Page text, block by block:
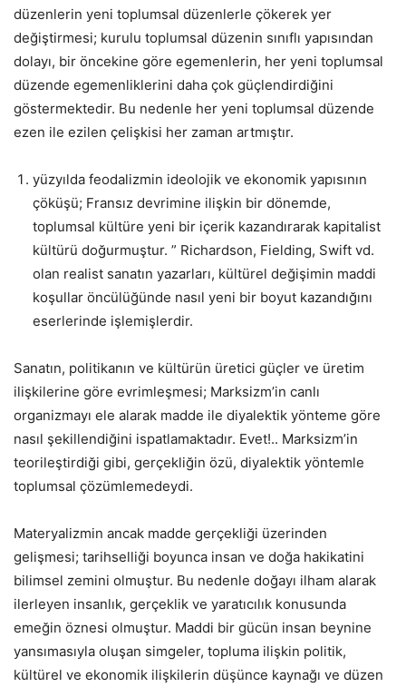
düzenlerin yeni toplumsal düzenlerle çökerek yer
değiştirmesi; kurulu toplumsal düzenin sınıflı yapısından
dolayı, bir öncekine göre egemenlerin, her yeni toplumsal
düzende egemenliklerini daha çok güçlendirdiğini
göstermektedir. Bu nedenle her yeni toplumsal düzende
ezen ile ezilen çelişkisi her zaman artmıştır.
yüzyılda feodalizmin ideolojik ve ekonomik yapısının
çöküşü; Fransız devrimine ilişkin bir dönemde,
toplumsal kültüre yeni bir içerik kazandırarak kapitalist
kültürü doğurmuştur. ” Richardson, Fielding, Swift vd.
olan realist sanatın yazarları, kültürel değişimin maddi
koşullar öncülüğünde nasıl yeni bir boyut kazandığını
eserlerinde işlemişlerdir.
Sanatın, politikanın ve kültürün üretici güçler ve üretim
ilişkilerine göre evrimleşmesi; Marksizm’in canlı
organizmayı ele alarak madde ile diyalektik yönteme göre
nasıl şekillendiğini ispatlamaktadır. Evet!.. Marksizm’in
teorileştirdiği gibi, gerçekliğin özü, diyalektik yöntemle
toplumsal çözümlemedeydi.
Materyalizmin ancak madde gerçekliği üzerinden
gelişmesi; tarihselliği boyunca insan ve doğa hakikatini
bilimsel zemini olmuştur. Bu nedenle doğayı ilham alarak
ilerleyen insanlık, gerçeklik ve yaratıcılık konusunda
emeğin öznesi olmuştur. Maddi bir gücün insan beynine
yansımasıyla oluşan simgeler, topluma ilişkin politik,
kültürel ve ekonomik ilişkilerin düşünce kaynağı ve düzen